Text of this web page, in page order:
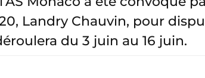
Landry Chauvin, pour
du 3 juin au 16 juin.